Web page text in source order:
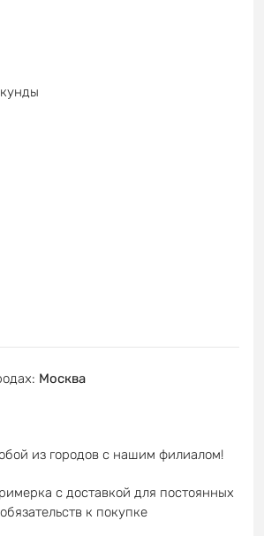
: Москва
из городов с нашим филиалом!
с доставкой для постоянных
к покупке